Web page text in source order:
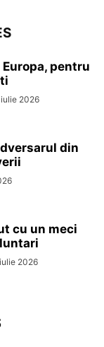
pentru
2026
din
cu un meci
2026